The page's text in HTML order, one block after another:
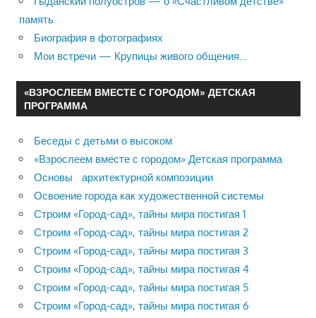
память
Биография в фотографиях
Мои встречи — Крупицы живого общения…
«ВЗРОСЛЕЕМ ВМЕСТЕ С ГОРОДОМ» ДЕТСКАЯ
ПРОГРАММА
Беседы с детьми о высоком
«Взрослеем вместе с городом» Детская программа
Основы архитектурной композиции
Освоение города как художественной системы
Строим «Город-сад», тайны мира постигая 1
Строим «Город-сад», тайны мира постигая 2
Строим «Город-сад», тайны мира постигая 3
Строим «Город-сад», тайны мира постигая 4
Строим «Город-сад», тайны мира постигая 5
Строим «Город-сад», тайны мира постигая 6